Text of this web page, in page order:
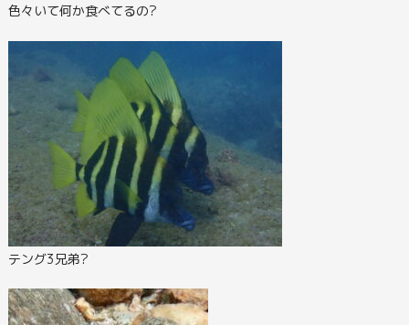
色々いて何か食べてるの?
テング3兄弟?